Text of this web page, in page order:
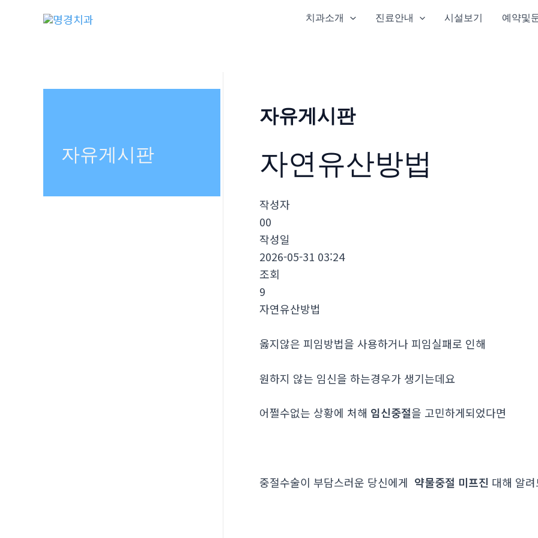
치과소개 진료안내 시설보기 예약및
자유게시판
자유게시판
자연유산방법
작성자
00
작성일
2026-05-31 03:24
조회
9
자연유산방법
옳지않은 피임방법을 사용하거나 피임실패로 인해
원하지 않는 임신을 하는경우가 생기는데요
어쩔수없는 상황에 처해 임신중절을 고민하게되었다면
중절수술이 부담스러운 당신에게 약물중절 미프진 대해 알